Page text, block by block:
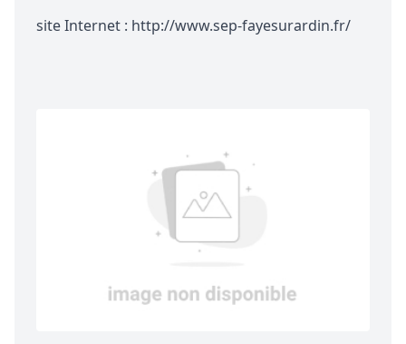
site Internet : http://www.sep-fayesurardin.fr/